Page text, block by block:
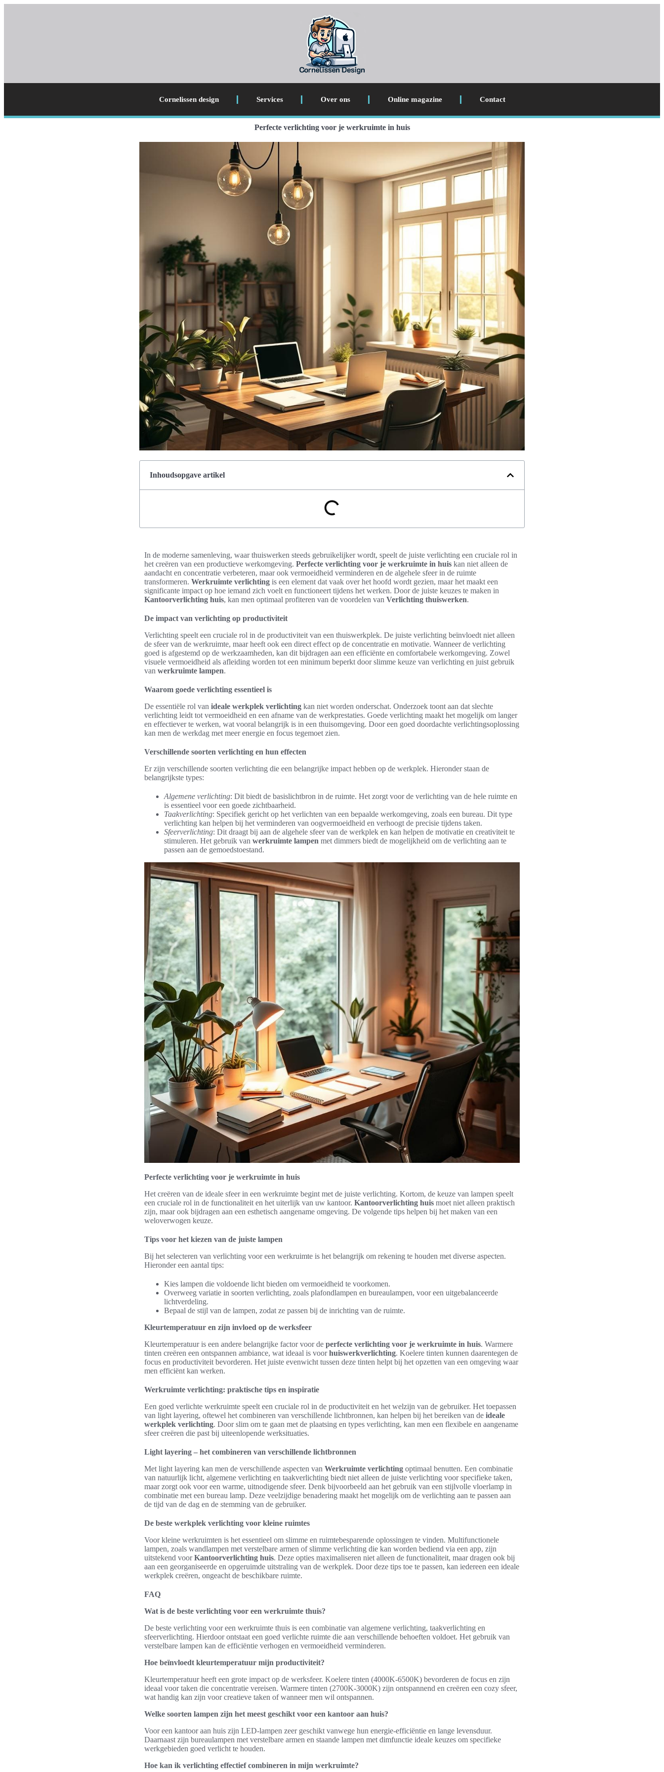
Cornelissen design Services Over ons Online magazine Contact
Perfecte verlichting voor je werkruimte in huis
Inhoudsopgave artikel
In de moderne samenleving, waar thuiswerken steeds gebruikelijker wordt, speelt de juiste verlichting een cruciale rol in
het creëren van een productieve werkomgeving. Perfecte verlichting voor je werkruimte in huis kan niet alleen de
aandacht en concentratie verbeteren, maar ook vermoeidheid verminderen en de algehele sfeer in de ruimte
transformeren. Werkruimte verlichting is een element dat vaak over het hoofd wordt gezien, maar het maakt een
significante impact op hoe iemand zich voelt en functioneert tijdens het werken. Door de juiste keuzes te maken in
Kantoorverlichting huis, kan men optimaal profiteren van de voordelen van Verlichting thuiswerken.
De impact van verlichting op productiviteit
Verlichting speelt een cruciale rol in de productiviteit van een thuiswerkplek. De juiste verlichting beïnvloedt niet alleen
de sfeer van de werkruimte, maar heeft ook een direct effect op de concentratie en motivatie. Wanneer de verlichting
goed is afgestemd op de werkzaamheden, kan dit bijdragen aan een efficiënte en comfortabele werkomgeving. Zowel
visuele vermoeidheid als afleiding worden tot een minimum beperkt door slimme keuze van verlichting en juist gebruik
van werkruimte lampen.
Waarom goede verlichting essentieel is
De essentiële rol van ideale werkplek verlichting kan niet worden onderschat. Onderzoek toont aan dat slechte
verlichting leidt tot vermoeidheid en een afname van de werkprestaties. Goede verlichting maakt het mogelijk om langer
en effectiever te werken, wat vooral belangrijk is in een thuisomgeving. Door een goed doordachte verlichtingsoplossing
kan men de werkdag met meer energie en focus tegemoet zien.
Verschillende soorten verlichting en hun effecten
Er zijn verschillende soorten verlichting die een belangrijke impact hebben op de werkplek. Hieronder staan de
belangrijkste types:
Algemene verlichting: Dit biedt de basislichtbron in de ruimte. Het zorgt voor de verlichting van de hele ruimte en
is essentieel voor een goede zichtbaarheid.
Taakverlichting: Specifiek gericht op het verlichten van een bepaalde werkomgeving, zoals een bureau. Dit type
verlichting kan helpen bij het verminderen van oogvermoeidheid en verhoogt de precisie tijdens taken.
Sfeerverlichting: Dit draagt bij aan de algehele sfeer van de werkplek en kan helpen de motivatie en creativiteit te
stimuleren. Het gebruik van werkruimte lampen met dimmers biedt de mogelijkheid om de verlichting aan te
passen aan de gemoedstoestand.
Perfecte verlichting voor je werkruimte in huis
Het creëren van de ideale sfeer in een werkruimte begint met de juiste verlichting. Kortom, de keuze van lampen speelt
een cruciale rol in de functionaliteit en het uiterlijk van uw kantoor. Kantoorverlichting huis moet niet alleen praktisch
zijn, maar ook bijdragen aan een esthetisch aangename omgeving. De volgende tips helpen bij het maken van een
weloverwogen keuze.
Tips voor het kiezen van de juiste lampen
Bij het selecteren van verlichting voor een werkruimte is het belangrijk om rekening te houden met diverse aspecten.
Hieronder een aantal tips:
Kies lampen die voldoende licht bieden om vermoeidheid te voorkomen.
Overweeg variatie in soorten verlichting, zoals plafondlampen en bureaulampen, voor een uitgebalanceerde
lichtverdeling.
Bepaal de stijl van de lampen, zodat ze passen bij de inrichting van de ruimte.
Kleurtemperatuur en zijn invloed op de werksfeer
Kleurtemperatuur is een andere belangrijke factor voor de perfecte verlichting voor je werkruimte in huis. Warmere
tinten creëren een ontspannen ambiance, wat ideaal is voorhuiswerkverlichting. Koelere tinten kunnen daarentegen de
focus en productiviteit bevorderen. Het juiste evenwicht tussen deze tinten helpt bij het opzetten van een omgeving waar
men efficiënt kan werken.
Werkruimte verlichting: praktische tips en inspiratie
Een goed verlichte werkruimte speelt een cruciale rol in de productiviteit en het welzijn van de gebruiker. Het toepassen
van light layering, oftewel het combineren van verschillende lichtbronnen, kan helpen bij het bereiken van de ideale
werkplek verlichting. Door slim om te gaan met de plaatsing en types verlichting, kan men een flexibele en aangename
sfeer creëren die past bij uiteenlopende werksituaties.
Light layering – het combineren van verschillende lichtbronnen
Met light layering kan men de verschillende aspecten van Werkruimte verlichting optimaal benutten. Een combinatie
van natuurlijk licht, algemene verlichting en taakverlichting biedt niet alleen de juiste verlichting voor specifieke taken,
maar zorgt ook voor een warme, uitnodigende sfeer. Denk bijvoorbeeld aan het gebruik van een stijlvolle vloerlamp in
combinatie met een bureau lamp. Deze veelzijdige benadering maakt het mogelijk om de verlichting aan te passen aan
de tijd van de dag en de stemming van de gebruiker.
De beste werkplek verlichting voor kleine ruimtes
Voor kleine werkruimten is het essentieel om slimme en ruimtebesparende oplossingen te vinden. Multifunctionele
lampen, zoals wandlampen met verstelbare armen of slimme verlichting die kan worden bediend via een app, zijn
uitstekend voorKantoorverlichting huis. Deze opties maximaliseren niet alleen de functionaliteit, maar dragen ook bij
aan een georganiseerde en opgeruimde uitstraling van de werkplek. Door deze tips toe te passen, kan iedereen een ideale
werkplek creëren, ongeacht de beschikbare ruimte.
FAQ
Wat is de beste verlichting voor een werkruimte thuis?
De beste verlichting voor een werkruimte thuis is een combinatie van algemene verlichting, taakverlichting en
sfeerverlichting. Hierdoor ontstaat een goed verlichte ruimte die aan verschillende behoeften voldoet. Het gebruik van
verstelbare lampen kan de efficiëntie verhogen en vermoeidheid verminderen.
Hoe beïnvloedt kleurtemperatuur mijn productiviteit?
Kleurtemperatuur heeft een grote impact op de werksfeer. Koelere tinten (4000K-6500K) bevorderen de focus en zijn
ideaal voor taken die concentratie vereisen. Warmere tinten (2700K-3000K) zijn ontspannend en creëren een cozy sfeer,
wat handig kan zijn voor creatieve taken of wanneer men wil ontspannen.
Welke soorten lampen zijn het meest geschikt voor een kantoor aan huis?
Voor een kantoor aan huis zijn LED-lampen zeer geschikt vanwege hun energie-efficiëntie en lange levensduur.
Daarnaast zijn bureaulampen met verstelbare armen en staande lampen met dimfunctie ideale keuzes om specifieke
werkgebieden goed verlicht te houden.
Hoe kan ik verlichting effectief combineren in mijn werkruimte?